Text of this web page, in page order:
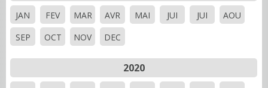
JAN FEV MAR AVR MAI JUI JUI
AOU
SEP
OCT NOV DEC
2020